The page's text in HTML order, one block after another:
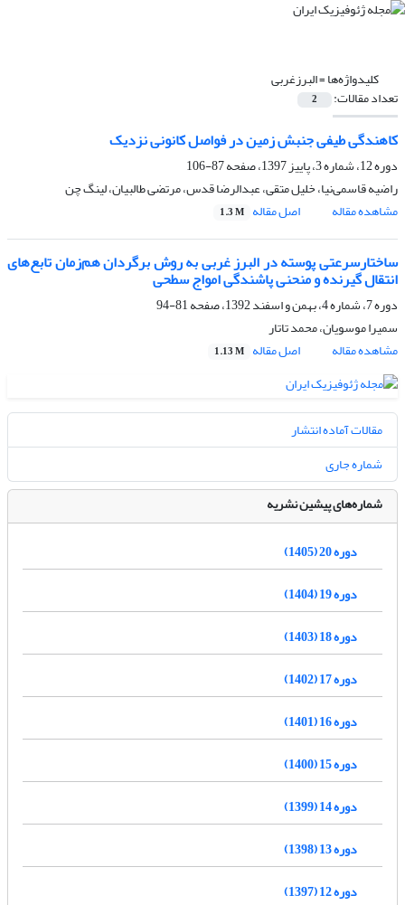
کلیدواژه‌ها =البرزغربی
تعداد مقالات: 2
کاهندگی طیفی جنبش زمین در فواصل کانونی نزدیک
دوره 12، شماره 3، پاییز 1397، صفحه
87-106
راضیه قاسمی‌نیا، خلیل متقی، عبدالرضا قدس، مرتضی طالبیان، لینگ چن
مشاهده مقاله
اصل مقاله 1.3 M
ساختارسرعتی پوسته در البرز غربی به روش برگردان هم‌زمان تابع‌های
انتقال گیرنده و منحنی پاشندگی امواج سطحی
دوره 7، شماره 4، بهمن و اسفند 1392، صفحه
81-94
سمیرا موسویان، محمد تاتار
مشاهده مقاله
اصل مقاله 1.13 M
مقالات آماده انتشار
شماره جاری
شماره‌های پیشین نشریه
دوره 20 (1405)
دوره 19 (1404)
دوره 18 (1403)
دوره 17 (1402)
دوره 16 (1401)
دوره 15 (1400)
دوره 14 (1399)
دوره 13 (1398)
دوره 12 (1397)